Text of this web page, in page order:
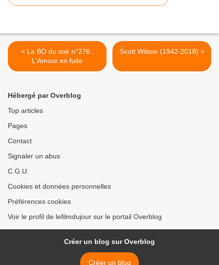
< La BO du soir n°276 :
L'Amour en fuite
Scott Wilson (1942-2018) >
Hébergé par Overblog
Top articles
Pages
Contact
Signaler un abus
C.G.U.
Cookies et données personnelles
Préférences cookies
Voir le profil de lefilmdujour sur le portail Overblog
Créer un blog sur Overblog
Créer un blog